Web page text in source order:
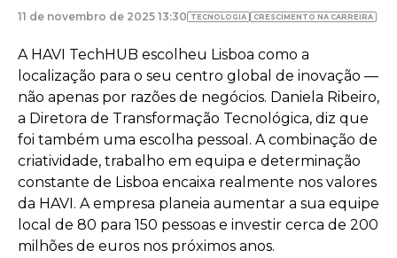
11 de novembro de 2025 13:30 TECNOLOGIA CRESCIMENTO NA CARREIRA
A HAVI TechHUB escolheu Lisboa como a
localização para o seu centro global de inovação —
não apenas por razões de negócios. Daniela Ribeiro,
a Diretora de Transformação Tecnológica, diz que
foi também uma escolha pessoal. A combinação de
criatividade, trabalho em equipa e determinação
constante de Lisboa encaixa realmente nos valores
da HAVI. A empresa planeia aumentar a sua equipe
local de 80 para 150 pessoas e investir cerca de 200
milhões de euros nos próximos anos.